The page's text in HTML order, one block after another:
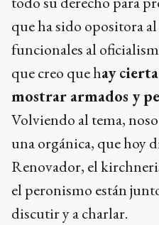
que ha sido opositora
funcionales al
que creo que hay
mostrar armados y
Volviendo al tema,
una orgánica, que hoy
Renovador, el
el peronismo están
discutir y a charlar.